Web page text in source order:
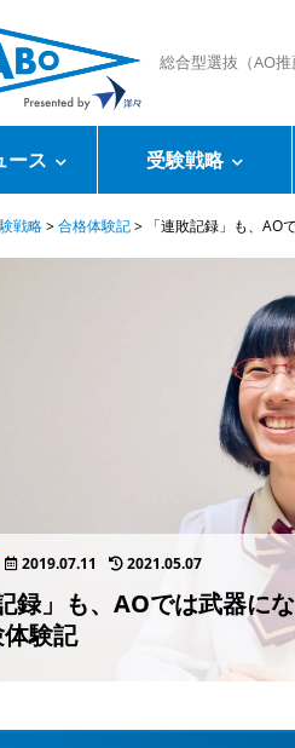
総合型選抜（AO
ース 受験戦略
戦略>合格体験記> 「連敗記録」も、
2019.07.11 2021.05.07
録」も、AOでは武器に
験記